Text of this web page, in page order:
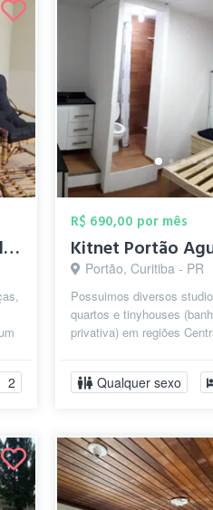
Quarto mobiliado Bigorrilho Solteiro ou ...
2
R$ 690,00 por mês
Portão, Curitiba - PR
Possuimos diversos
quartos e tinyhouses
privativa) em regiões
Qualquer sexo